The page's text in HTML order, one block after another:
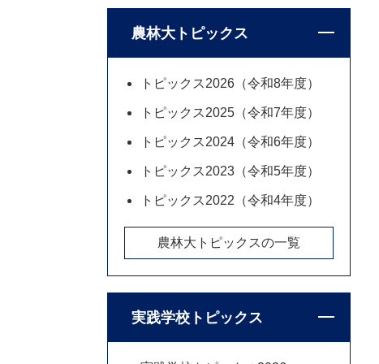
農林大トピックス
トピックス2026（令和8年度）
トピックス2025（令和7年度）
トピックス2024（令和6年度）
トピックス2023（令和5年度）
トピックス2022（令和4年度）
農林大トピックスの一覧
実践学校トピックス